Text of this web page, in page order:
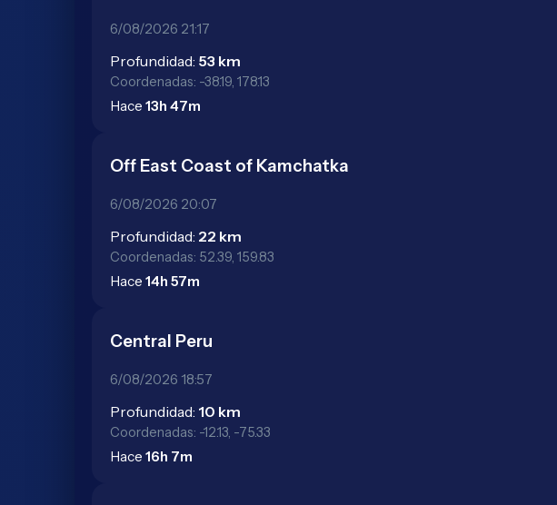
6/08/2026 21:17
Profundidad: 53 km
Coordenadas: -38.19, 178.13
Hace13h 47m
Off East Coast of Kamchatka
6/08/2026 20:07
Profundidad: 22 km
Coordenadas: 52.39, 159.83
Hace14h 57m
Central Peru
6/08/2026 18:57
Profundidad: 10 km
Coordenadas: -12.13, -75.33
Hace16h 7m